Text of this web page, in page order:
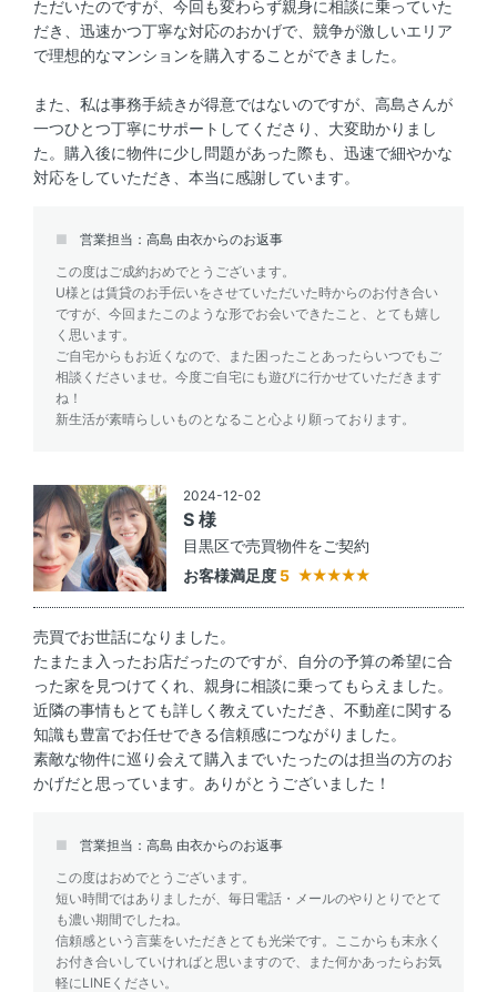
ただいたのですが、今回も変わらず親身に相談に乗っていた
だき、迅速かつ丁寧な対応のおかげで、競争が激しいエリア
で理想的なマンションを購入することができました。
また、私は事務手続きが得意ではないのですが、高島さんが
一つひとつ丁寧にサポートしてくださり、大変助かりまし
た。購入後に物件に少し問題があった際も、迅速で細やかな
対応をしていただき、本当に感謝しています。
営業担当：高島 由衣からのお返事
この度はご成約おめでとうございます。
U様とは賃貸のお手伝いをさせていただいた時からのお付き合い
ですが、今回またこのような形でお会いできたこと、とても嬉し
く思います。
ご自宅からもお近くなので、また困ったことあったらいつでもご
相談くださいませ。今度ご自宅にも遊びに行かせていただきます
ね！
新生活が素晴らしいものとなること心より願っております。
2024-12-02
S 様
目黒区で売買物件をご契約
お客様満足度 5
売買でお世話になりました。
たまたま入ったお店だったのですが、自分の予算の希望に合
った家を見つけてくれ、親身に相談に乗ってもらえました。
近隣の事情もとても詳しく教えていただき、不動産に関する
知識も豊富でお任せできる信頼感につながりました。
素敵な物件に巡り会えて購入までいたったのは担当の方のお
かげだと思っています。ありがとうございました！
営業担当：高島 由衣からのお返事
この度はおめでとうございます。
短い時間ではありましたが、毎日電話・メールのやりとりでとて
も濃い期間でしたね。
信頼感という言葉をいただきとても光栄です。ここからも末永く
お付き合いしていければと思いますので、また何かあったらお気
軽にLINEください。